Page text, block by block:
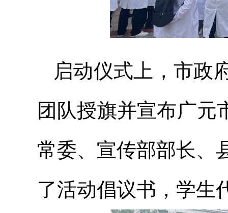
启动仪式上，市政
团队授旗并宣布广元
常委、宣传部部长、
了活动倡议书，学生